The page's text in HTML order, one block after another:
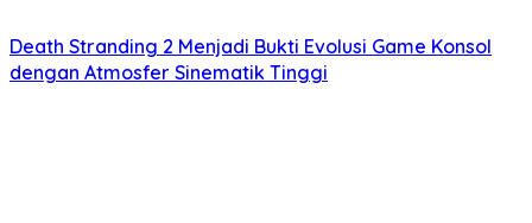
Death Stranding 2 Menjadi Bukti Evolusi Game Konsol
dengan Atmosfer Sinematik Tinggi